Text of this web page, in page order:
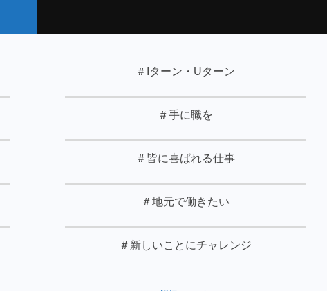
＃Iターン・Uターン
＃手に職を
＃皆に喜ばれる仕事
＃地元で働きたい
＃新しいことにチャレンジ